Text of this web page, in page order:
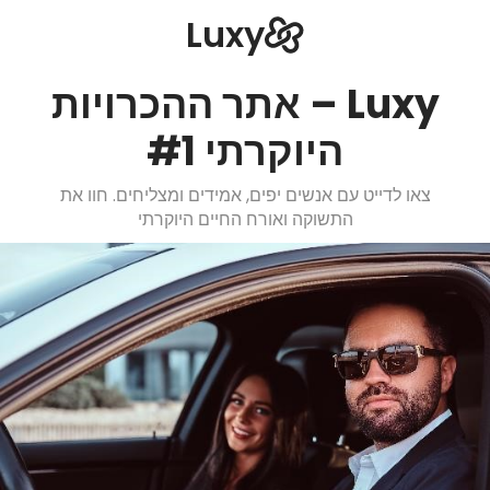
Luxy
Luxy – אתר ההכרויות
היוקרתי #1
צאו לדייט עם אנשים יפים, אמידים ומצליחים. חוו את
התשוקה ואורח החיים היוקרתי